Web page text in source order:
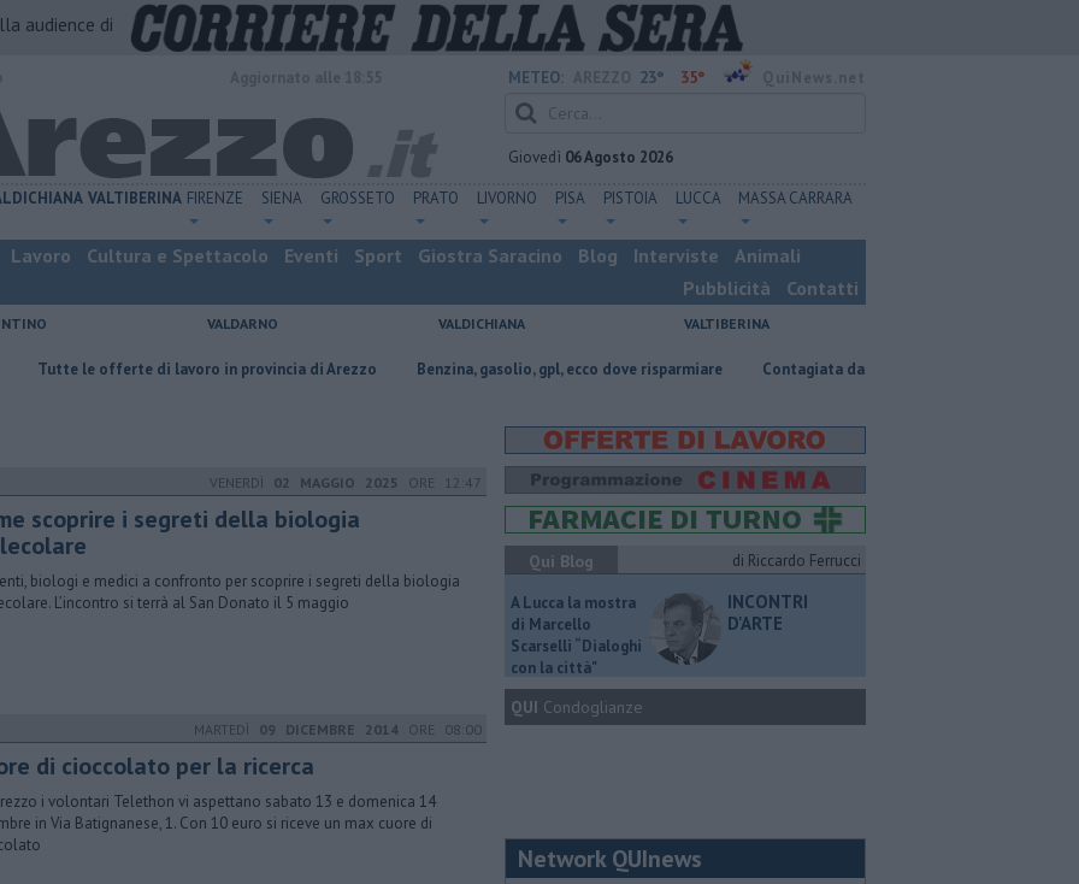
audience di
METEO: 23° 35°
Giovedì 06 Agosto 2026
VALTIBERINA FIRENZE SIENA GROSSETO PRATO LIVORNO PISA PISTOIA LUCCA MASSA CARRARA
Lavoro Cultura e Spettacolo Eventi Sport Giostra Saracino Blog Interviste
Animali
Pubblicità
Contatti
VALDARNO VALDICHIANA VALTIBERINA
offerte di lavoro in provincia di Arezzo ​Benzina, gasolio, gpl, ecco dove risparmiare Contagiata da legionella, non ce l'ha fatta
VENERDÌ 02 MAGGIO 2025 ORE 12:47
scoprire i segreti della biologia
biologi e medici a confronto per scoprire i segreti della biologia
L’incontro si terrà al San Donato il 5 maggio
MARTEDÌ 09 DICEMBRE 2014 ORE 08:00
di cioccolato per la ricerca
i volontari Telethon vi aspettano sabato 13 e domenica 14
in Via Batignanese, 1. Con 10 euro si riceve un max cuore di
Qui Blog di Riccardo Ferrucci
A Lucca la mostra
di Marcello
Scarselli “Dialoghi
con la città"
INCONTRI
D'ARTE
QUI Condoglianze
Network QUInews